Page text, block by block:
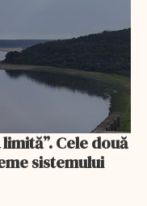
Cele două
sistemului